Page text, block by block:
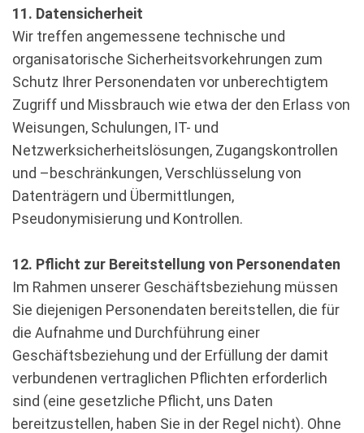
11. Datensicherheit
Wir treffen angemessene technische und
organisatorische Sicherheitsvorkehrungen zum
Schutz Ihrer Personendaten vor unberechtigtem
Zugriff und Missbrauch wie etwa der den Erlass von
Weisungen, Schulungen, IT- und
Netzwerksicherheitslösungen, Zugangskontrollen
und –beschränkungen, Verschlüsselung von
Datenträgern und Übermittlungen,
Pseudonymisierung und Kontrollen.
12. Pflicht zur Bereitstellung von Personendaten
Im Rahmen unserer Geschäftsbeziehung müssen
Sie diejenigen Personendaten bereitstellen, die für
die Aufnahme und Durchführung einer
Geschäftsbeziehung und der Erfüllung der damit
verbundenen vertraglichen Pflichten erforderlich
sind (eine gesetzliche Pflicht, uns Daten
bereitzustellen, haben Sie in der Regel nicht). Ohne